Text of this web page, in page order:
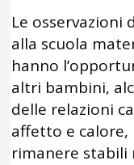
Le osservazioni
alla scuola
hanno
altri bambini,
delle relazioni
affetto e calore,
rimanere stabili